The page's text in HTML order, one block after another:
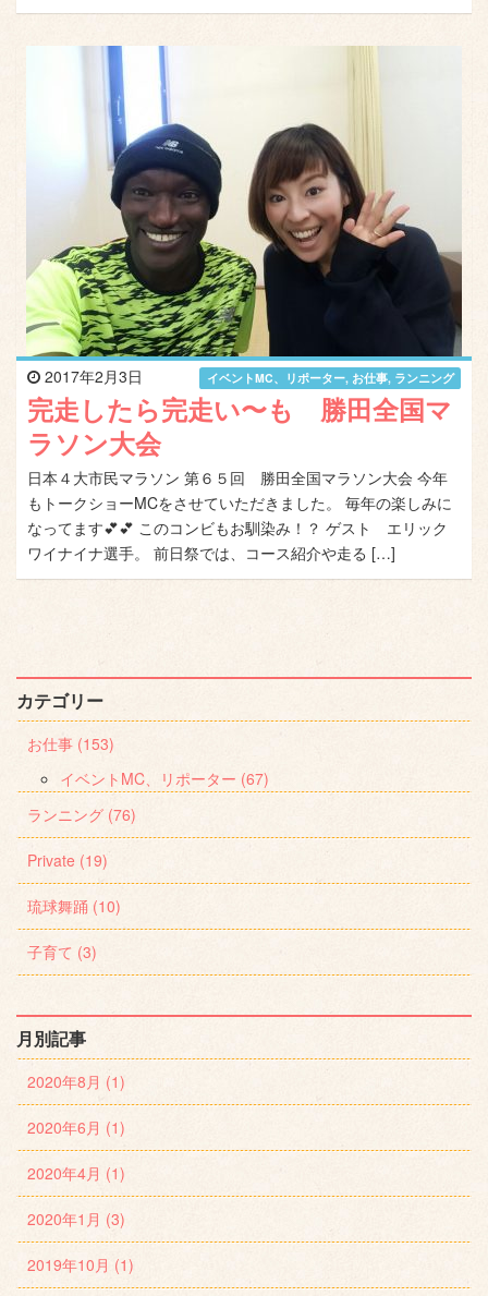
2017年2月3日 イベントMC、リポーター, お仕事, ランニング
完走したら完走い〜も 勝田全国マ
ラソン大会
日本４大市民マラソン 第６５回 勝田全国マラソン大会 今年
もトークショーMCをさせていただきました。 毎年の楽しみに
なってます💕💕 このコンビもお馴染み！？ ゲスト エリック
ワイナイナ選手。 前日祭では、コース紹介や走る […]
カテゴリー
お仕事 (153)
イベントMC、リポーター (67)
ランニング (76)
Private (19)
琉球舞踊 (10)
子育て (3)
月別記事
2020年8月 (1)
2020年6月 (1)
2020年4月 (1)
2020年1月 (3)
2019年10月 (1)